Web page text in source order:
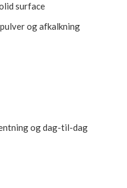
surface
og afkalkning
og dag-til-dag